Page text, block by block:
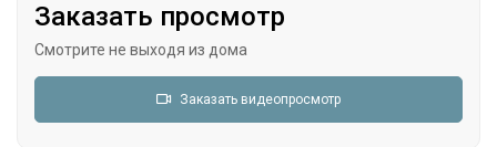
Заказать просмотр
Смотрите не выходя из дома
Заказать видеопросмотр